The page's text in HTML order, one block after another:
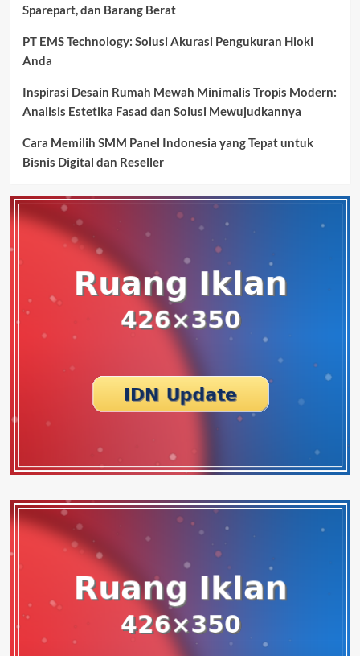
Sparepart, dan Barang Berat
PT EMS Technology: Solusi Akurasi Pengukuran Hioki
Anda
Inspirasi Desain Rumah Mewah Minimalis Tropis Modern:
Analisis Estetika Fasad dan Solusi Mewujudkannya
Cara Memilih SMM Panel Indonesia yang Tepat untuk
Bisnis Digital dan Reseller